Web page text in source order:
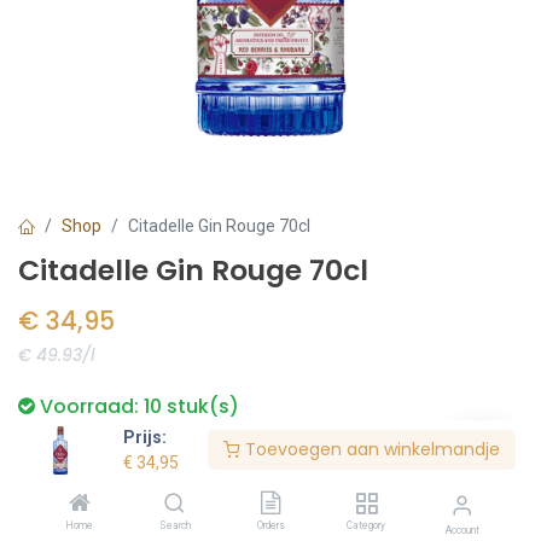
Prijs:
€ 34,95
Toevoegen aan winkelmandje
Home Search Orders Category Account
Shop Citadelle Gin Rouge 70cl
Citadelle Gin Rouge 70cl
€ 34,95
€ 49.93/l
Voorraad: 10 stuk(s)
Bestel nu